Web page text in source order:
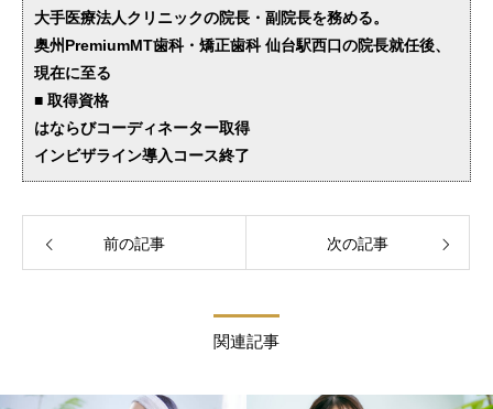
大手医療法人クリニックの院長・副院長を務める。
奥州PremiumMT歯科・矯正歯科 仙台駅西口の院長就任後、
現在に至る
■ 取得資格
はならびコーディネーター取得
インビザライン導入コース終了
前の記事 次の記事
関連記事